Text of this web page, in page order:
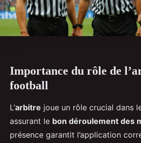
Importance du rôle de
football
L’arbitre joue un rôle crucial dans
assurant le bon déroulement des
présence garantit l’application